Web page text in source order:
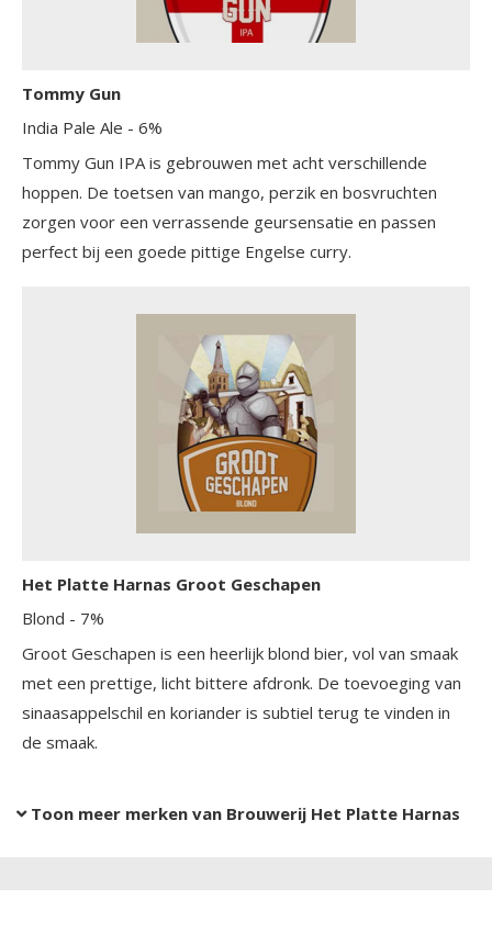
Tommy Gun
India Pale Ale - 6%
Tommy Gun IPA is gebrouwen met acht verschillende
hoppen. De toetsen van mango, perzik en bosvruchten
zorgen voor een verrassende geursensatie en passen
perfect bij een goede pittige Engelse curry.
Het Platte Harnas Groot Geschapen
Blond - 7%
Groot Geschapen is een heerlijk blond bier, vol van smaak
met een prettige, licht bittere afdronk. De toevoeging van
sinaasappelschil en koriander is subtiel terug te vinden in
de smaak.
Toon meer merken van Brouwerij Het Platte Harnas